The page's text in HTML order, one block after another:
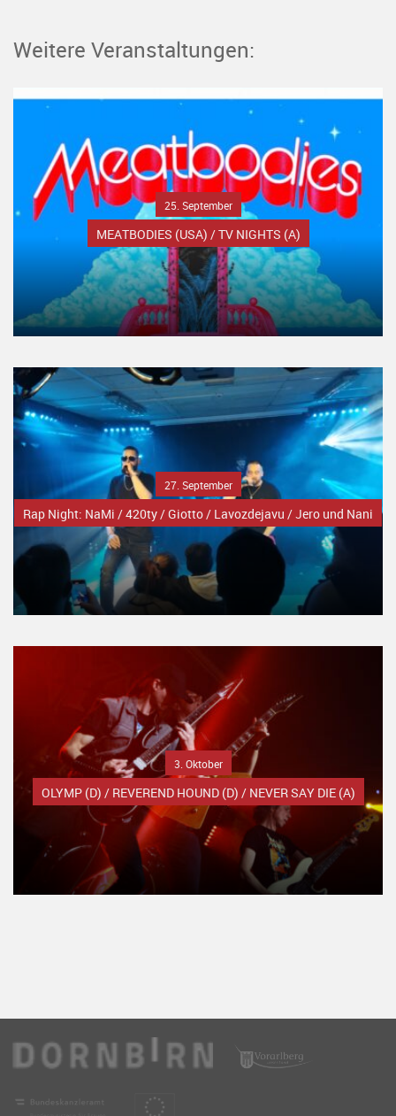
Weitere Veranstaltungen:
25. September
MEATBODIES (USA) / TV NIGHTS (A)
27. September
Rap Night: NaMi / 420ty / Giotto / Lavozdejavu / Jero und Nani
3. Oktober
OLYMP (D) / REVEREND HOUND (D) / NEVER SAY DIE (A)